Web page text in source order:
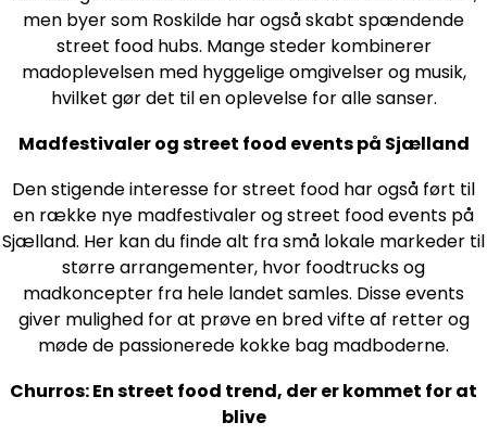
men byer som Roskilde har også skabt spændende
street food hubs. Mange steder kombinerer
madoplevelsen med hyggelige omgivelser og musik,
hvilket gør det til en oplevelse for alle sanser.
Madfestivaler og street food events på Sjælland
Den stigende interesse for street food har også ført til
en række nye madfestivaler og street food events på
Sjælland. Her kan du finde alt fra små lokale markeder til
større arrangementer, hvor foodtrucks og
madkoncepter fra hele landet samles. Disse events
giver mulighed for at prøve en bred vifte af retter og
møde de passionerede kokke bag madboderne.
Churros: En street food trend, der er kommet for at
blive